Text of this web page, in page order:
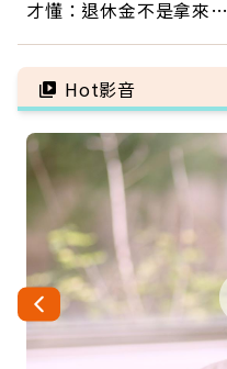
才懂：退休金不是拿來拚
不能賭
Hot影音